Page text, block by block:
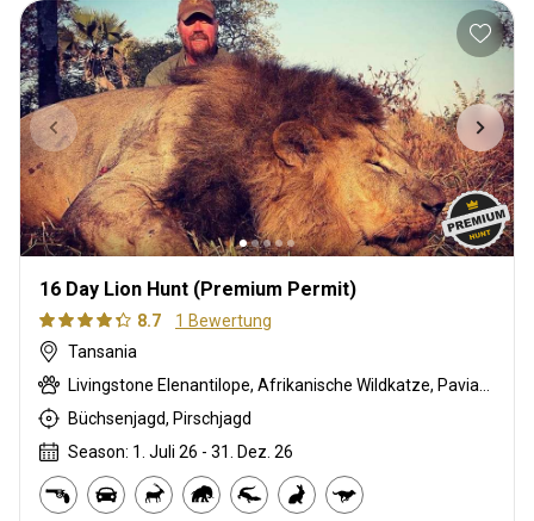
16 Day Lion Hunt (Premium Permit)
8.7
1 Bewertung
Tansania
Büchsenjagd, Pirschjagd
Season: 1. Juli 26 - 31. Dez. 26